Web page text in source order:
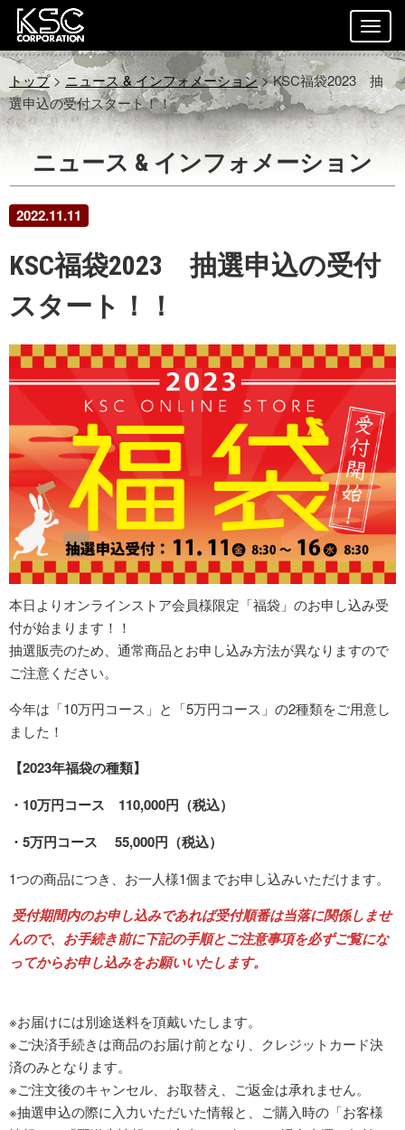
トップ> ニュース & インフォメーション> KSC福袋2023 抽
選申込の受付スタート！！
ニュース & インフォメーション
2022.11.11
KSC福袋2023 抽選申込の受付
スタート！！
本日よりオンラインストア会員様限定「福袋」のお申し込み受
付が始まります！！
抽選販売のため、通常商品とお申し込み方法が異なりますので
ご注意ください。
今年は「10万円コース」と「5万円コース」の2種類をご用意し
ました！
【2023年福袋の種類】
・10万円コース 110,000円（税込）
・5万円コース 55,000円（税込）
1つの商品につき、お一人様1個までお申し込みいただけます。
受付期間内のお申し込みであれば受付順番は当落に関係しませ
んので、お手続き前に下記の手順とご注意事項を必ずご覧にな
ってからお申し込みをお願いいたします。
※お届けには別途送料を頂戴いたします。
※ご決済手続きは商品のお届け前となり、クレジットカード決
済のみとなります。
※ご注文後のキャンセル、お取替え、ご返金は承れません。
※抽選申込の際に入力いただいた情報と、ご購入時の「お客様